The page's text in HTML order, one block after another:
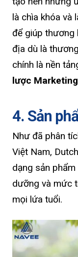
là chìa khóa và
để giúp thương
địa dù là
chính là nền
lược
4. Sản
Như đã phân
Việt Nam,
dạng sản
dưỡng và mức
mọi lứa tuổi.